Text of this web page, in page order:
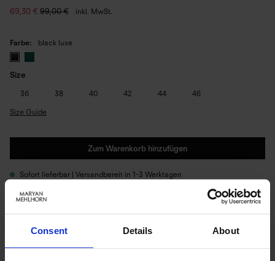
Consent Details About
69,30 € 99,00 € inkl. MwSt.
Farbe black luxe
Size
36
38 40 42 44
46
Size Guide
Zum Warenkorb hinzufügen
Sofort lieferbar | Versandbereit in 1-3 Werktagen
PRODUKTDETAILS